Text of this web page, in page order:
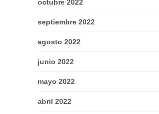
octubre 2022
septiembre 2022
agosto 2022
junio 2022
mayo 2022
abril 2022